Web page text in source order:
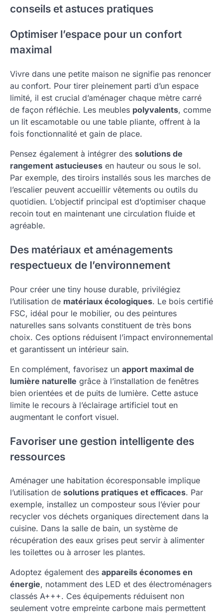
conseils et astuces pratiques
Optimiser l’espace pour un confort
maximal
Vivre dans une petite maison ne signifie pas renoncer
au confort. Pour tirer pleinement parti d’un espace
limité, il est crucial d’aménager chaque mètre carré
de façon réfléchie. Les meubles polyvalents, comme
un lit escamotable ou une table pliante, offrent à la
fois fonctionnalité et gain de place.
Pensez également à intégrer des solutions de
rangement astucieuses en hauteur ou sous le sol.
Par exemple, des tiroirs installés sous les marches de
l’escalier peuvent accueillir vêtements ou outils du
quotidien. L’objectif principal est d’optimiser chaque
recoin tout en maintenant une circulation fluide et
agréable.
Des matériaux et aménagements
respectueux de l’environnement
Pour créer une tiny house durable, privilégiez
l’utilisation de matériaux écologiques. Le bois certifié
FSC, idéal pour le mobilier, ou des peintures
naturelles sans solvants constituent de très bons
choix. Ces options réduisent l’impact environnemental
et garantissent un intérieur sain.
En complément, favorisez un apport maximal de
lumière naturelle grâce à l’installation de fenêtres
bien orientées et de puits de lumière. Cette astuce
limite le recours à l’éclairage artificiel tout en
augmentant le confort visuel.
Favoriser une gestion intelligente des
ressources
Aménager une habitation écoresponsable implique
l’utilisation de solutions pratiques et efficaces. Par
exemple, installez un composteur sous l’évier pour
recycler vos déchets organiques directement dans la
cuisine. Dans la salle de bain, un système de
récupération des eaux grises peut servir à alimenter
les toilettes ou à arroser les plantes.
Adoptez également des appareils économes en
énergie, notamment des LED et des électroménagers
classés A+++. Ces équipements réduisent non
seulement votre empreinte carbone mais permettent